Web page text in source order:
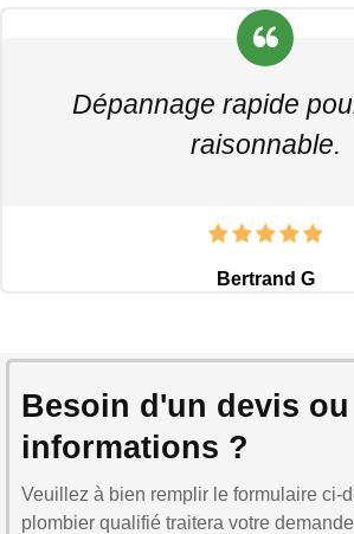
Dépannage rapide
raisonnable.
Bertrand G
Besoin d'un devis ou
informations ?
Veuillez à bien remplir le formulaire ci-
plombier qualifié traitera votre